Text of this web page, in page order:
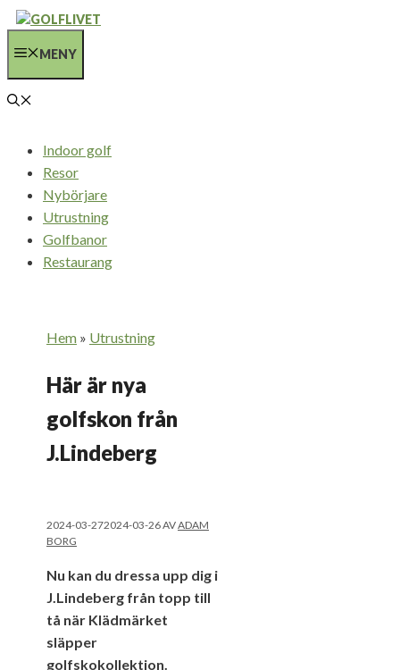
Hoppa
innehållMENY
Indoor golf
Resor
Nybörjare
Utrustning
Golfbanor
Restaurang
Hem » Utrustning
Här är nya
golfskon från
J.Lindeberg
2024-03-272024-03-26AVADAM
BORG
Nu kan du dressa upp dig i
J.Lindeberg från topp till
tå när Klädmärket
släpper
golfskokollektion.